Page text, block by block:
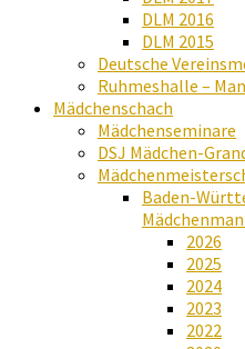
DLM 2016
DLM 2015
Deutsche
Ruhmeshalle –
Mädchenschach
Mädchenseminare
DSJ Mädchen-
Baden-
2026
2025
2024
2023
2022